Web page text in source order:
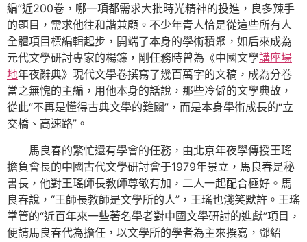
編”近200卷，哪一項都需求大批時光精神的投進，良多辣手
的題目，需求他往和諧兼顧。不少年青人恰是從這些所有人
全體項目標編輯起步，開端了本身的學術積聚，如后來成為
元代文學研討專家的楊鐮，剛任務時曾為《中國文學講座場
地年夜辭典》現代文學卷撰寫了幾百萬字的文稿，成為分卷
當之無愧的主編，用他本身的話說，那些冷僻的文學典故，
從此“不再是懂得古典文學的難關”，而是本身學術成長的“立
交橋、高速路”。
馬良春的繁忙還有學會的任務，由北京年夜學傳授王瑤
擔負會長的中國古代文學研討會于1979年景立，馬良春是秘
書長，他對王瑤師長教師尊敬有加，二人一起配合極好。馬
良春說，“王師長教師是文學所的人”，王瑤也淺笑默許。王瑤
掌管的“近百年來一些著名學者對中國文學研討的進獻”項目，
便請馬良春代為擔任，以文學所的學者為主來撰寫，鄧紹